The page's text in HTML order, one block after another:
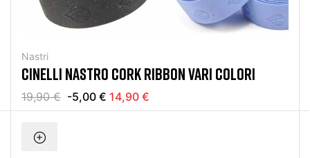
Nastri
CINELLI NASTRO CORK RIBBON VARI COLORI
19,90 € -5,00 € 14,90 €